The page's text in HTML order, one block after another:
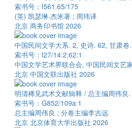
索书号：I561.65/175
(英) 凯瑟琳·杰米著 ; 周玮译
北京 商务印书馆 2026
中国民间文学大系. 2, 史诗. 62, 甘肃
索书号：I27/14:2:62:1
中国文学艺术界联合会, 中国民间文艺
北京 中国文联出版社 2026
明清稀见武术文献辑释 / 总主编周伟
索书号：G852/109a:1
总主编周伟良 ; 分卷主编李吉远
北京 北京体育大学出版社 2026